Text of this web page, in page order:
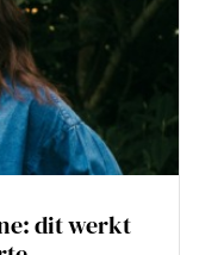
dit werkt